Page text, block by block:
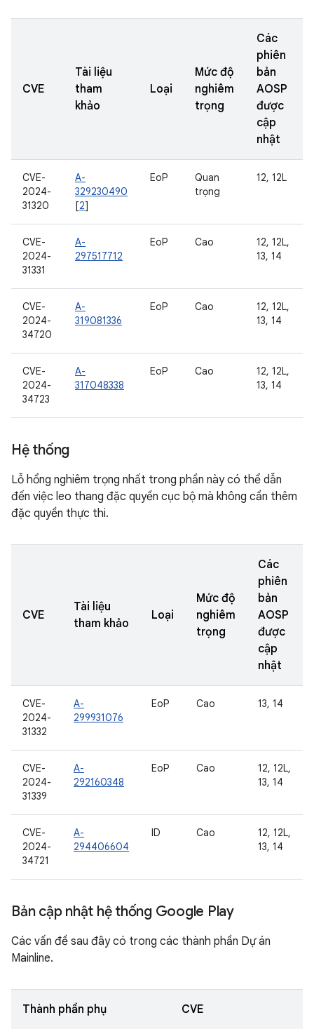
CVE
Tài liệu
tham
khảo
Loại
Mức độ
nghiêm
trọng
Các
phiên
bản
AOSP
được
cập
nhật
CVE-
2024-
31320
A-
329230490
[2]
EoP
Quan
trọng
12, 12L
CVE-
2024-
31331
A-
297517712
EoP Cao
12, 12L,
13, 14
CVE-
2024-
34720
A-
319081336
EoP Cao
12, 12L,
13, 14
CVE-
2024-
34723
A-
317048338
EoP Cao
12, 12L,
13, 14
Hệ thống
Lỗ hổng nghiêm trọng nhất trong phần này có thể dẫn
đến việc leo thang đặc quyền cục bộ mà không cần thêm
đặc quyền thực thi.
CVE
Tài liệu
tham khảo
Loại
Mức độ
nghiêm
trọng
Các
phiên
bản
AOSP
được
cập
nhật
CVE-
2024-
31332
A-
299931076
EoP Cao 13, 14
CVE-
2024-
31339
A-
292160348
EoP Cao
12, 12L,
13, 14
CVE-
2024-
34721
A-
294406604
ID Cao
12, 12L,
13, 14
Bản cập nhật hệ thống Google Play
Các vấn đề sau đây có trong các thành phần Dự án
Mainline.
Thành phần phụ CVE